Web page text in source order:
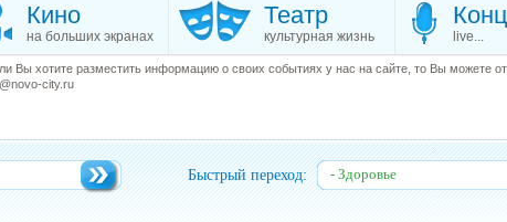
Кино
на больших экранах
Театр
культурная жизнь live...
Вы хотите разместить информацию о своих событиях у нас на сайте, то Вы можете
city.ru
Быстрый переход: - Здоровье